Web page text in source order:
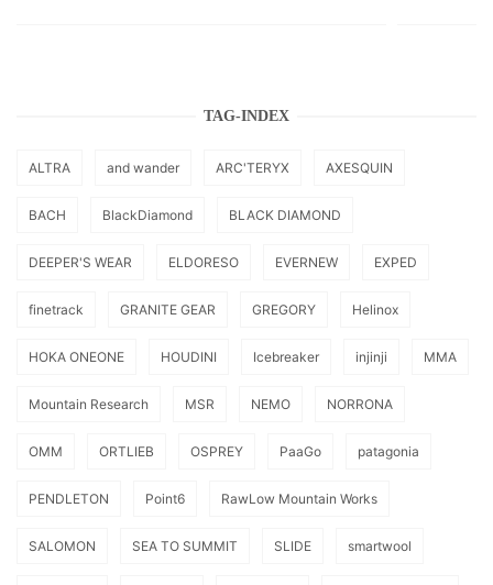
TAG-INDEX
ALTRA and wander ARC'TERYX AXESQUIN
BACH BlackDiamond BLACK DIAMOND
DEEPER'S WEAR ELDORESO EVERNEW EXPED
finetrack GRANITE GEAR GREGORY Helinox
HOKA ONEONE HOUDINI Icebreaker injinji MMA
Mountain Research MSR NEMO NORRONA
OMM ORTLIEB OSPREY PaaGo patagonia
PENDLETON Point6 RawLow Mountain Works
SALOMON SEA TO SUMMIT SLIDE smartwool